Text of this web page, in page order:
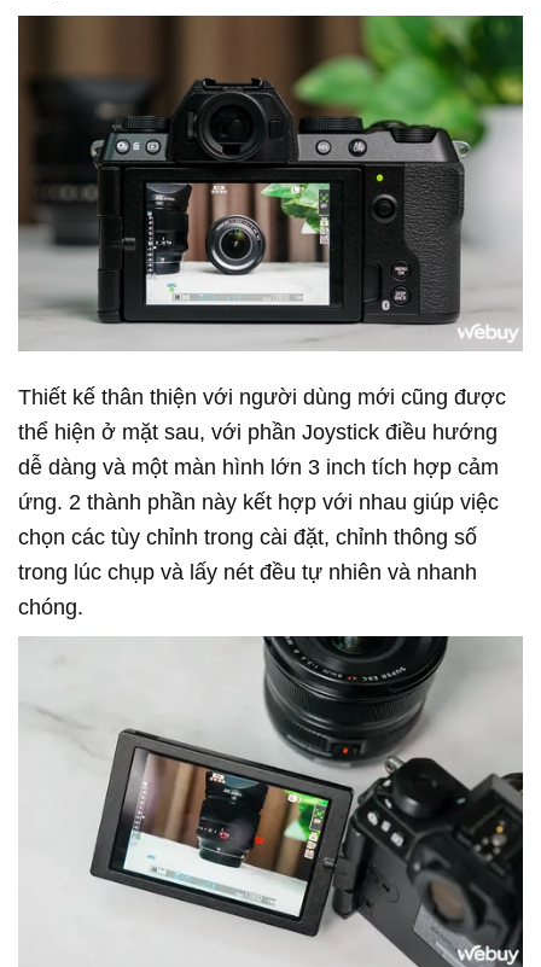
Thiết kế thân thiện với người dùng mới cũng được
thể hiện ở mặt sau, với phần Joystick điều hướng
dễ dàng và một màn hình lớn 3 inch tích hợp cảm
ứng. 2 thành phần này kết hợp với nhau giúp việc
chọn các tùy chỉnh trong cài đặt, chỉnh thông số
trong lúc chụp và lấy nét đều tự nhiên và nhanh
chóng.